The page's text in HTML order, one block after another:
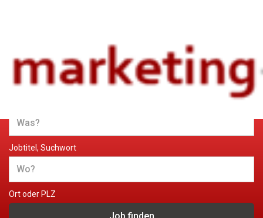
Jobs und Stellenangebote im
Marketing
Jobtitel, Suchwort
Ort oder PLZ